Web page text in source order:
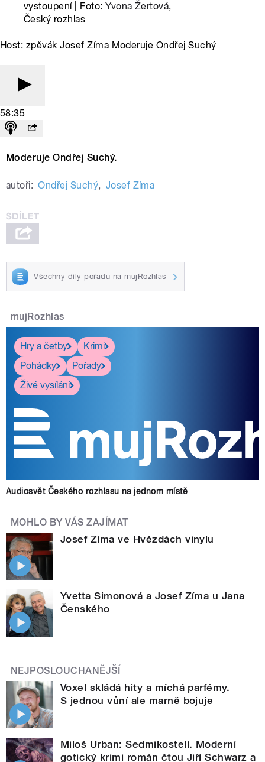
vystoupení | Foto:Yvona Žertová,
Český rozhlas
Host: zpěvák Josef Zíma Moderuje Ondřej Suchý
58:35
Moderuje Ondřej Suchý.
autoři: Ondřej Suchý, Josef Zíma
Všechny díly pořadu na mujRozhlas
mujRozhlas
Hry a četby
Krimi
Pohádky
Pořady
Živé vysílání
Audiosvět Českého rozhlasu na jednom místě
MOHLO BY VÁS ZAJÍMAT
Josef Zíma ve Hvězdách vinylu
Yvetta Simonová a Josef Zíma u Jana
Čenského
NEJPOSLOUCHANĚJŠÍ
Voxel skládá hity a míchá parfémy.
S jednou vůní ale marně bojuje
Miloš Urban: Sedmikostelí. Moderní
gotický krimi román čtou Jiří Schwarz a